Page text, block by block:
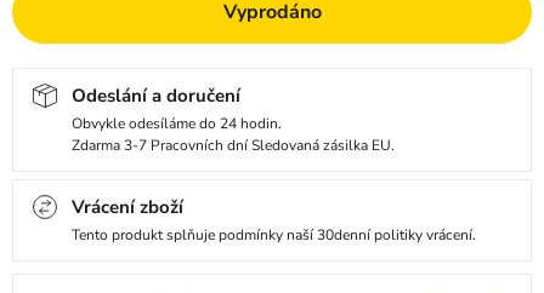
Vyprodáno
Odeslání a doručení
Obvykle odesíláme do 24 hodin.
Zdarma 3-7 Pracovních dní Sledovaná zásilka EU.
Vrácení zboží
Tento produkt splňuje podmínky naší 30denní politiky vrácení.